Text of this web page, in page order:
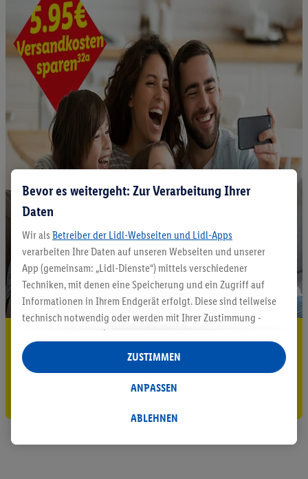
5.95 € Versand sparen³²ᵃ
Jetzt zum Newsletter anmelden
Gutschein sichern!
Bevor es weitergeht: Zur Verarbeitung Ihrer
Daten
Wir als Betreiber der Lidl-Webseiten und Lidl-Apps
verarbeiten Ihre Daten auf unseren Webseiten und unserer
App (gemeinsam: „Lidl-Dienste“) mittels verschiedener
Techniken, mit denen eine Speicherung und ein Zugriff auf
Informationen in Ihrem Endgerät erfolgt. Diese sind teilweise
technisch notwendig oder werden mit Ihrer Zustimmung -
auch durch Partner (u.a.
Verantwortliche; im Zusammenhang mit dem IAB TCF
insgesamt
Statistik-Erstellung oder für personalisierte Werbung
Datenverarbeitungen für personalisierte Werbung werden
ABLEHNEN
ANPASSEN
ZUSTIMMEN